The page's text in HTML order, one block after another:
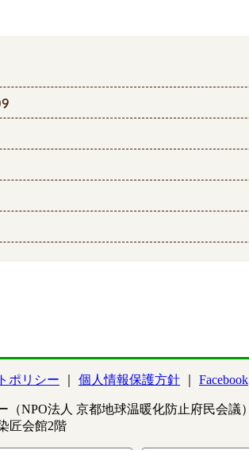
ポリシー 個人情報保護方針 Facebook
NPO法人 京都地球温暖化防止府民会議）
匠会館2階